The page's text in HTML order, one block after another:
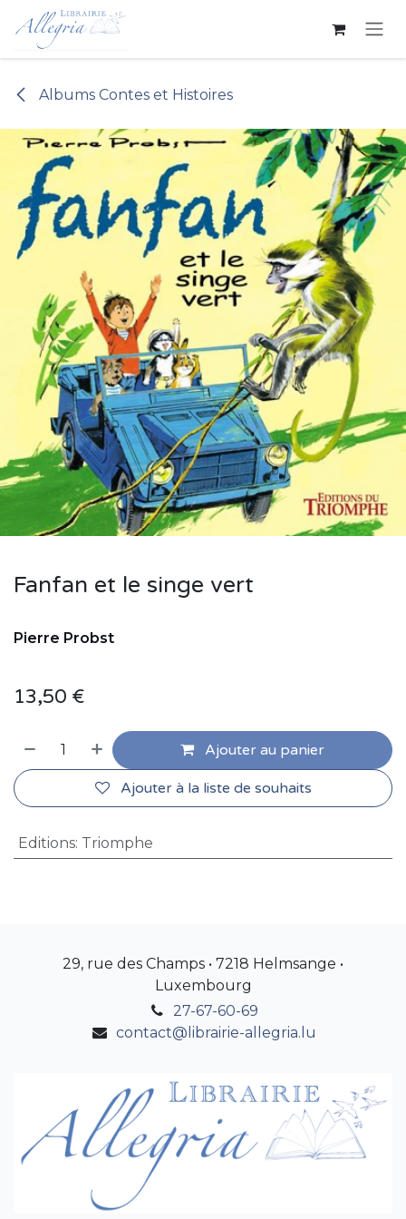
Se rendre au contenu
Albums Contes et Histoires
Fanfan et le singe vert
Pierre Probst
13,50 €
Ajouter au panier
Ajouter à la liste de souhaits
Editions: Triomphe
29, rue des Champs • 7218 Helmsange •
Luxembourg
27-67-60-69
contact@librairie-allegria.lu